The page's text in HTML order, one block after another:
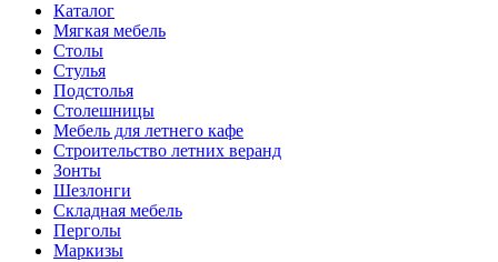
Каталог
Мягкая мебель
Столы
Стулья
Подстолья
Столешницы
Мебель для летнего кафе
Строительство летних веранд
Зонты
Шезлонги
Складная мебель
Перголы
Маркизы